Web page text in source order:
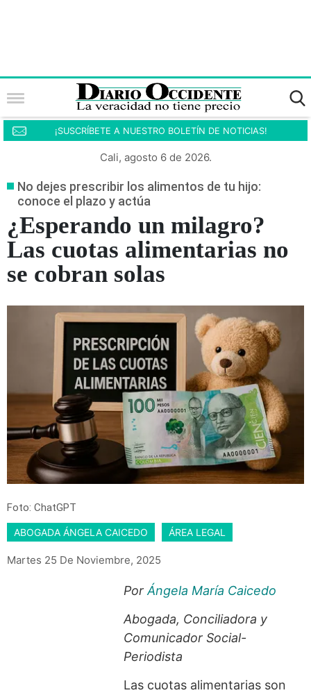
¡SUSCRÍBETE A NUESTRO BOLETÍN DE NOTICIAS!
Cali, agosto 6 de 2026.
No dejes prescribir los alimentos de tu hijo:
conoce el plazo y actúa
¿Esperando un milagro?
Las cuotas alimentarias no
se cobran solas
Foto: ChatGPT
ABOGADA ÁNGELA CAICEDO ÁREA LEGAL
Martes 25 De Noviembre, 2025
Por Ángela María Caicedo
Abogada, Conciliadora y
Comunicador Social-
Periodista
Las cuotas alimentarias son